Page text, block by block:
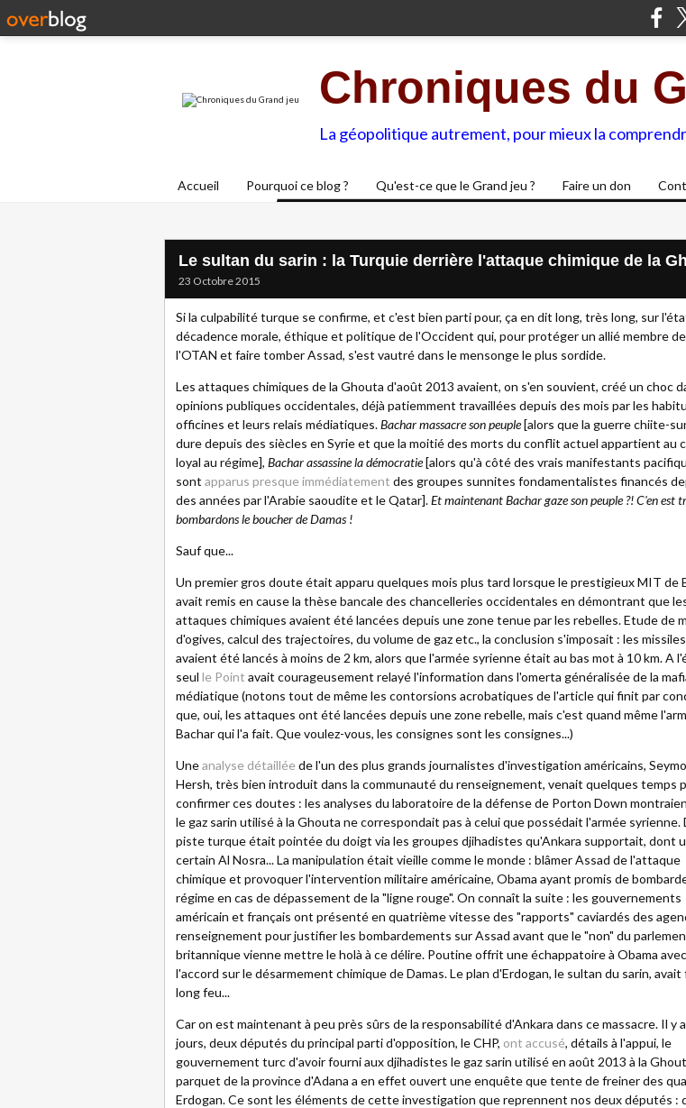
Chroniques du
La géopolitique autrement, pour mieux la
Accueil Pourquoi ce blog ? Qu'est-ce que le Grand jeu ? Faire un don
Le sultan du sarin : la Turquie derrière l'attaque chimique de la
23 Octobre 2015
Si la culpabilité turque se confirme, et c'est bien parti pour, ça en dit long, très long, sur
décadence morale, éthique et politique de l'Occident qui, pour protéger un allié membre de
l'OTAN et faire tomber Assad, s'est vautré dans le mensonge le plus sordide.
Les attaques chimiques de la Ghouta d'août 2013 avaient, on s'en souvient, créé un choc
opinions publiques occidentales, déjà patiemment travaillées depuis des mois par les
officines et leurs relais médiatiques.Bachar massacre son peuple[alors que la guerre chiite-
dure depuis des siècles en Syrie et que la moitié des morts du conflit actuel appartient au
loyal au régime], Bachar assassine la démocratie[alors qu'à côté des vrais manifestants
sont apparus presque immédiatement des groupes sunnites fondamentalistes financés
des années par l'Arabie saoudite et le Qatar].Et maintenant Bachar gaze son peuple ?! C'en est
bombardons le boucher de Damas !
Sauf que...
Un premier gros doute était apparu quelques mois plus tard lorsque le prestigieux MIT de
avait remis en cause la thèse bancale des chancelleries occidentales en démontrant que
attaques chimiques avaient été lancées depuis une zone tenue par les rebelles. Etude de
d'ogives, calcul des trajectoires, du volume de gaz etc., la conclusion s'imposait : les missiles
avaient été lancés à moins de 2 km, alors que l'armée syrienne était au bas mot à 10 km. A
seul le Point avait courageusement relayé l'information dans l'omerta généralisée de la
médiatique (notons tout de même les contorsions acrobatiques de l'article qui finit par
que, oui, les attaques ont été lancées depuis une zone rebelle, mais c'est quand même
Bachar qui l'a fait. Que voulez-vous, les consignes sont les consignes...)
Uneanalyse détaillée de l'un des plus grands journalistes d'investigation américains,
Hersh, très bien introduit dans la communauté du renseignement, venait quelques temps
confirmer ces doutes : les analyses du laboratoire de la défense de Porton Down
le gaz sarin utilisé à la Ghouta ne correspondait pas à celui que possédait l'armée syrienne.
piste turque était pointée du doigt via les groupes djihadistes qu'Ankara supportait, dont
certain Al Nosra... La manipulation était vieille comme le monde : blâmer Assad de l'attaque
chimique et provoquer l'intervention militaire américaine, Obama ayant promis de
régime en cas de dépassement de la "ligne rouge". On connaît la suite : les gouvernements
américain et français ont présenté en quatrième vitesse des "rapports" caviardés des
renseignement pour justifier les bombardements sur Assad avant que le "non" du
britannique vienne mettre le holà à ce délire. Poutine offrit une échappatoire à Obama avec
l'accord sur le désarmement chimique de Damas. Le plan d'Erdogan, le sultan du sarin, avait
long feu...
Car on est maintenant à peu près sûrs de la responsabilité d'Ankara dans ce massacre. Il y
jours, deux députés du principal parti d'opposition, le CHP, ont accusé, détails à l'appui, le
gouvernement turc d'avoir fourni aux djihadistes le gaz sarin utilisé en août 2013 à la
parquet de la province d'Adana a en effet ouvert une enquête que tente de freiner des
Erdogan. Ce sont les éléments de cette investigation que reprennent nos deux députés :